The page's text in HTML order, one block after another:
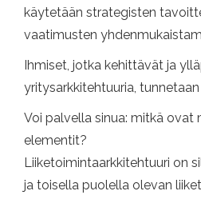
käytetään strategisten
vaatimusten
Ihmiset, jotka kehittävät ja
yritysarkkitehtuuria,
Voi palvella sinua: mitkä ovat
elementit?
Liiketoimintaarkkitehtuuri on
ja toisella puolella olevan